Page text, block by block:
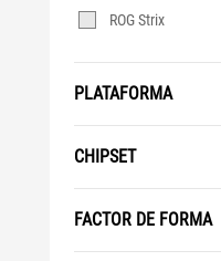
ROG Strix
PLATAFORMA
CHIPSET
FACTOR DE FORMA